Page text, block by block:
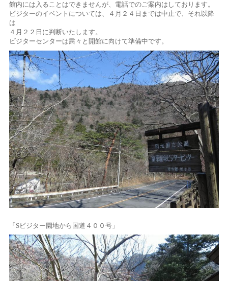
館内には入ることはできませんが、電話でのご案内はしております。
ビジターのイベントについては、４月２４日までは中止で、それ以降
は
４月２２日に判断いたします。
ビジターセンターは粛々と開館に向けて準備中です。
「Sビジター園地から国道４００号」